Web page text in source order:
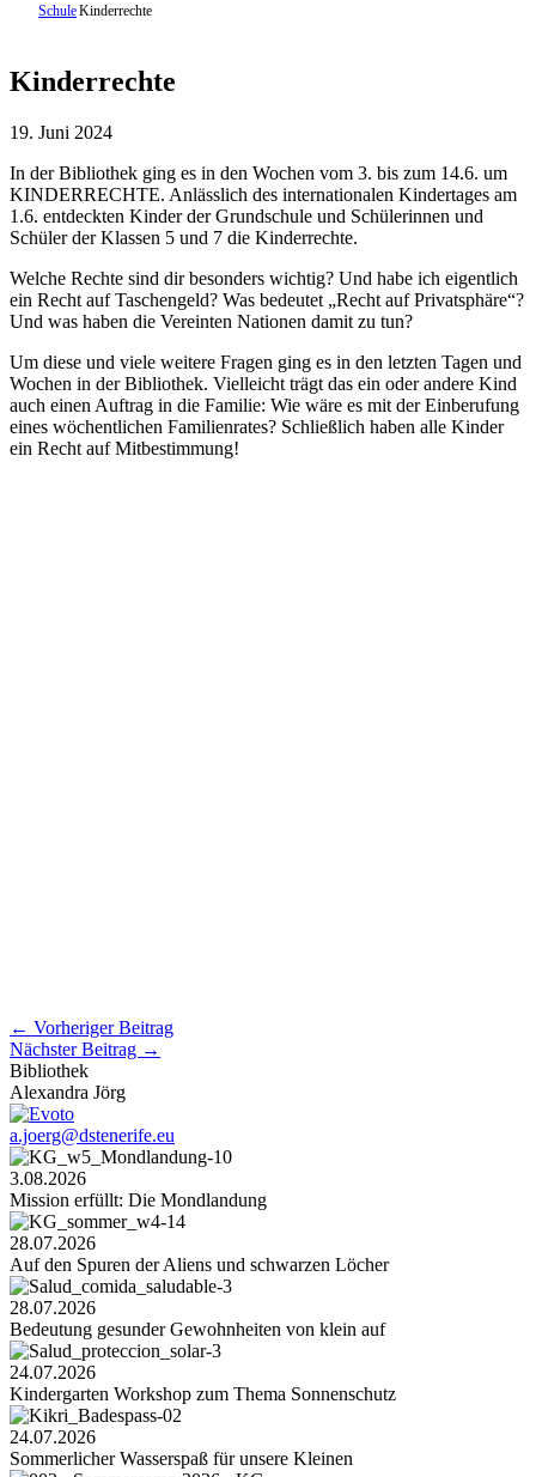
SchuleKinderrechte
Kinderrechte
19. Juni 2024
In der Bibliothek ging es in den Wochen vom 3. bis zum 14.6. um
KINDERRECHTE. Anlässlich des internationalen Kindertages am
1.6. entdeckten Kinder der Grundschule und Schülerinnen und
Schüler der Klassen 5 und 7 die Kinderrechte.
Welche Rechte sind dir besonders wichtig? Und habe ich eigentlich
ein Recht auf Taschengeld? Was bedeutet „Recht auf Privatsphäre“?
Und was haben die Vereinten Nationen damit zu tun?
Um diese und viele weitere Fragen ging es in den letzten Tagen und
Wochen in der Bibliothek. Vielleicht trägt das ein oder andere Kind
auch einen Auftrag in die Familie: Wie wäre es mit der Einberufung
eines wöchentlichen Familienrates? Schließlich haben alle Kinder
ein Recht auf Mitbestimmung!
← Vorheriger Beitrag
Nächster Beitrag →
Bibliothek
Alexandra Jörg
a.joerg@dstenerife.eu
3.08.2026
Mission erfüllt: Die Mondlandung
28.07.2026
Auf den Spuren der Aliens und schwarzen Löcher
28.07.2026
Bedeutung gesunder Gewohnheiten von klein auf
24.07.2026
Kindergarten Workshop zum Thema Sonnenschutz
24.07.2026
Sommerlicher Wasserspaß für unsere Kleinen